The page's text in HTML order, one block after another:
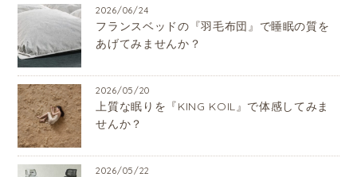
2026/06/24
フランスベッドの『羽毛布団』で睡眠の質を
あげてみませんか？
2026/05/20
上質な眠りを『KING KOIL』で体感してみま
せんか？
2026/05/22